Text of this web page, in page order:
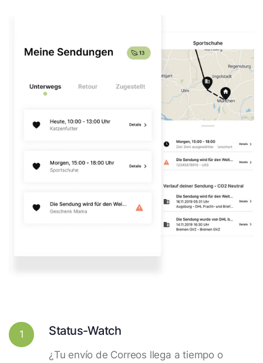
1 Status-Watch
¿Tu envío de Correos llega a tiempo o